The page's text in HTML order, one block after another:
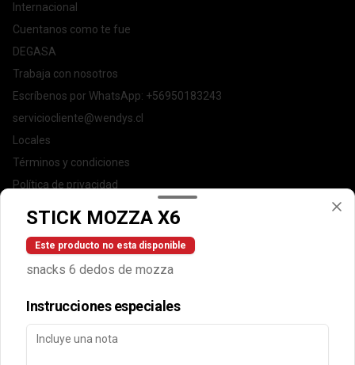
Internacional
Cuentanos como te fue
DEGASA
Trabaja con nosotros
Escríbenos por WhatsApp: +56950183243
serviciocliente@wendys.cl
Locales
Términos y condiciones
Política de privacidad
Redes sociales
Instagram
Facebook
Mi cuenta
STICK MOZZA X6
Este producto no esta disponible
snacks 6 dedos de mozza
Instrucciones especiales